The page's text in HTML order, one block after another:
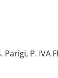
Parigi, P. IVA